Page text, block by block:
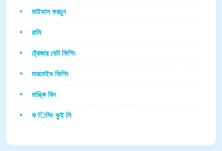
মাইডাস ফরচুন
রামি
ট্রেজার বোট ফিশিং
মারমেইড ফিশিং
মাঙ্কি কিং
ফ িশিং কুই লি